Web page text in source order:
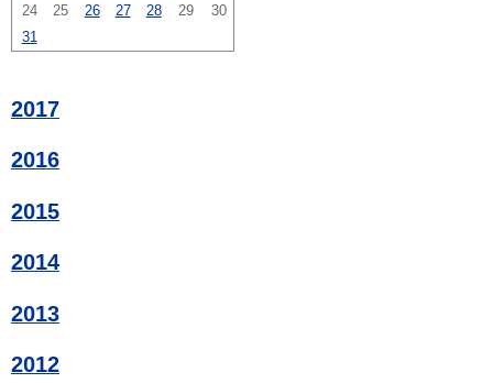
24
25 26 27 28 29
30
31
2017
2016
2015
2014
2013
2012